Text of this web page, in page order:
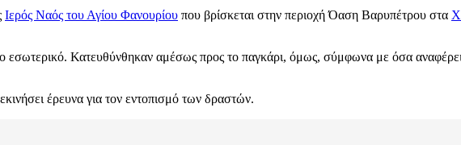
Ιερός Ναός του Αγίου Φανουρίου που βρίσκεται στην περιοχή Όαση Βαρυπέτρου στα
εσωτερικό. Κατευθύνθηκαν αμέσως προς το παγκάρι, όμως, σύμφωνα με όσα
έρευνα για τον εντοπισμό των δραστών.